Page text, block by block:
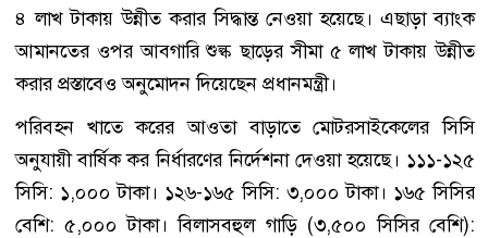
৪ লাখ টাকায় উন্নীত করার সিদ্ধান্ত নেওয়া হয়েছে। এছাড়া ব্যাংক
আমানতের ওপর আবগারি শুল্ক ছাড়ের সীমা ৫ লাখ টাকায় উন্নীত
করার প্রস্তাবেও অনুমোদন দিয়েছেন প্রধানমন্ত্রী।
পরিবহন খাতে করের আওতা বাড়াতে মোটরসাইকেলের সিসি
অনুযায়ী বার্ষিক কর নির্ধারণের নির্দেশনা দেওয়া হয়েছে। ১১১-১২৫
সিসি: ১,০০০ টাকা। ১২৬-১৬৫ সিসি: ৩,০০০ টাকা। ১৬৫ সিসির
বেশি: ৫,০০০ টাকা। বিলাসবহুল গাড়ি (৩,৫০০ সিসির বেশি):